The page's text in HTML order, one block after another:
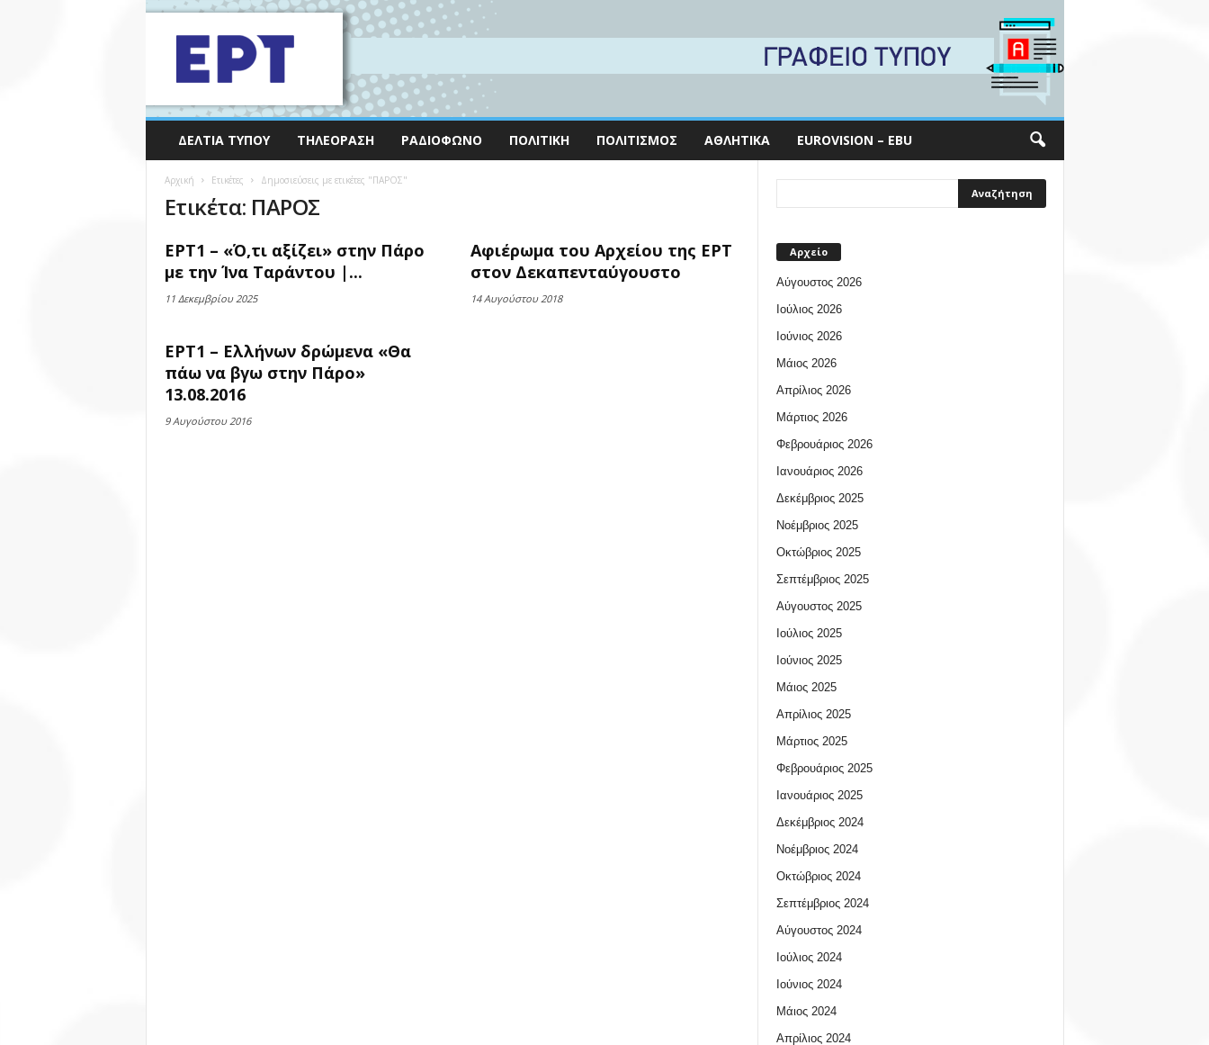
ΔΕΛΤΊΑ ΤΎΠΟΥ ΤΗΛΕΌΡΑΣΗ ΡΑΔΙΌΦΩΝΟ ΠΟΛΙΤΙΚΉ ΠΟΛΙΤΙΣΜΌΣ ΑΘΛΗΤΙΚΆ EUROVISION – EBU
Αρχική Ετικέτες Δημοσιεύσεις με ετικέτες "ΠΑΡΟΣ"
Ετικέτα: ΠΑΡΟΣ
ΕΡΤ1 – «Ό,τι αξίζει» στην Πάρο
με την Ίνα Ταράντου |...
11 Δεκεμβρίου 2025
Αφιέρωμα του Αρχείου της ΕΡΤ
στον Δεκαπενταύγουστο
14 Αυγούστου 2018
ΕΡΤ1 – Ελλήνων δρώμενα «Θα
πάω να βγω στην Πάρο»
13.08.2016
9 Αυγούστου 2016
Αρχείο
Αύγουστος 2026
Ιούλιος 2026
Ιούνιος 2026
Μάιος 2026
Απρίλιος 2026
Μάρτιος 2026
Φεβρουάριος 2026
Ιανουάριος 2026
Δεκέμβριος 2025
Νοέμβριος 2025
Οκτώβριος 2025
Σεπτέμβριος 2025
Αύγουστος 2025
Ιούλιος 2025
Ιούνιος 2025
Μάιος 2025
Απρίλιος 2025
Μάρτιος 2025
Φεβρουάριος 2025
Ιανουάριος 2025
Δεκέμβριος 2024
Νοέμβριος 2024
Οκτώβριος 2024
Σεπτέμβριος 2024
Αύγουστος 2024
Ιούλιος 2024
Ιούνιος 2024
Μάιος 2024
Απρίλιος 2024